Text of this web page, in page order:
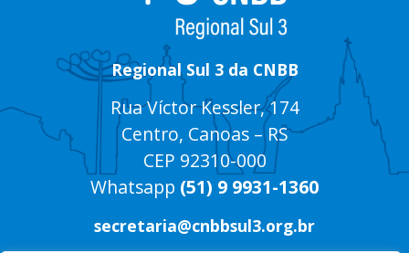
Regional Sul 3 da CNBB
Rua Víctor Kessler, 174
Centro, Canoas – RS
CEP 92310-000
Whatsapp (51) 9 9931-1360
secretaria@cnbbsul3.org.br